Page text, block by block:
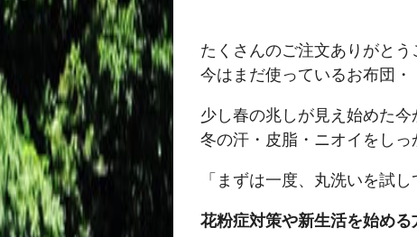
たくさんのご注文ありがとう
今はまだ使っているお布団
少し春の兆しが見え始めた今
冬の汗・皮脂・ニオイをしっ
「まずは一度、丸洗いを試し
花粉症対策や新生活を始める